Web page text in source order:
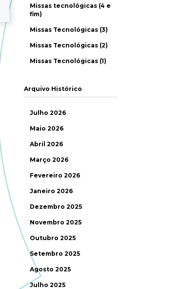
Missas tecnológicas (4 e
fim)
Missas Tecnológicas (3)
Missas Tecnológicas (2)
Missas Tecnológicas (1)
Arquivo Histórico
Julho 2026
Maio 2026
Abril 2026
Março 2026
Fevereiro 2026
Janeiro 2026
Dezembro 2025
Novembro 2025
Outubro 2025
Setembro 2025
Agosto 2025
Julho 2025